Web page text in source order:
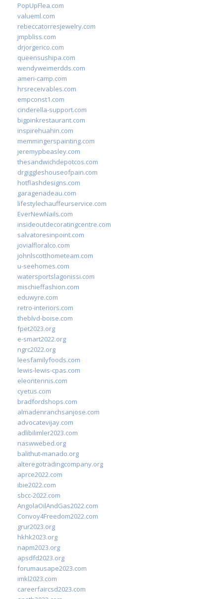
PopUpFlea.com
valueml.com
rebeccatorresjewelry.com
jmpbliss.com
drjorgerico.com
queensushipa.com
wendyweimerdds.com
ameri-camp.com
hrsreceivables.com
empconst1.com
cinderella-support.com
bigpinkrestaurant.com
inspirehuahin.com
memmingerspainting.com
jeremypbeasley.com
thesandwichdepotcos.com
drgiggleshouseofpain.com
hotflashdesigns.com
garagenadeau.com
lifestylechauffeurservice.com
EverNewNails.com
insideoutdecoratingcentre.com
salvatoresinpoint.com
jovialfloralco.com
johnlscotthometeam.com
u-seehomes.com
watersportslagonissi.com
mischieffashion.com
eduwyre.com
retro-interiors.com
theblvd-boise.com
fpet2023.org
e-smart2022.org
ngrc2022.org
leesfamilyfoods.com
lewis-lewis-cpas.com
eleontennis.com
cyetus.com
bradfordshops.com
almadenranchsanjose.com
advocatevijay.com
adlibilimler2023.com
naswwebed.org
balithut-manado.org
alteregotradingcompany.org
aprce2022.com
ibie2022.com
sbcc-2022.com
AngolaOilAndGas2022.com
Convoy4Freedom2022.com
grur2023.org
hkhk2023.org
napm2023.org
apsdfd2023.org
forumausape2023.com
imkl2023.com
careerfaircsd2023.com